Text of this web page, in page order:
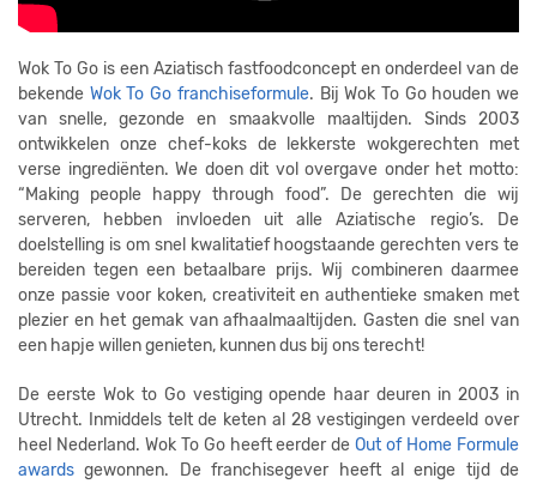
Wok To Go is een Aziatisch fastfoodconcept en onderdeel van de
bekende Wok To Go franchiseformule. Bij Wok To Go houden we
van snelle, gezonde en smaakvolle maaltijden. Sinds 2003
ontwikkelen onze chef-koks de lekkerste wokgerechten met
verse ingrediënten. We doen dit vol overgave onder het motto:
“Making people happy through food”. De gerechten die wij
serveren, hebben invloeden uit alle Aziatische regio’s. De
doelstelling is om snel kwalitatief hoogstaande gerechten vers te
bereiden tegen een betaalbare prijs. Wij combineren daarmee
onze passie voor koken, creativiteit en authentieke smaken met
plezier en het gemak van afhaalmaaltijden. Gasten die snel van
een hapje willen genieten, kunnen dus bij ons terecht!
De eerste Wok to Go vestiging opende haar deuren in 2003 in
Utrecht. Inmiddels telt de keten al 28 vestigingen verdeeld over
heel Nederland. Wok To Go heeft eerder deOut of Home Formule
awards gewonnen. De franchisegever heeft al enige tijd de